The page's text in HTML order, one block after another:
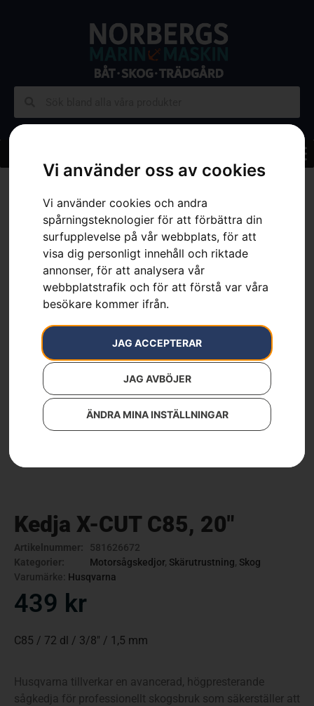
Vi använder oss av cookies
Vi använder cookies och andra
spårningsteknologier för att förbättra din
surfupplevelse på vår webbplats, för att
visa dig personligt innehåll och riktade
annonser, för att analysera vår
webbplatstrafik och för att förstå var våra
besökare kommer ifrån.
JAG ACCEPTERAR
JAG AVBÖJER
ÄNDRA MINA INSTÄLLNINGAR
CUT C85, 20″
Kedja X-CUT C85, 20″
Artikelnummer:
581626672
Kategorier:
Motorsågskedjor, Skärutrustning, Skog
Varumärke: Husqvarna
439 kr
C85 / 72 dl / 3/8″ / 1,5 mm
Husqvarna tillverkar en avancerad, högpresterande
sågkedja för professionellt skogsbruk som säkerställer att